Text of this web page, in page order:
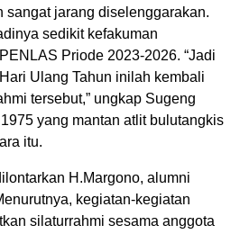
sangat jarang diselenggarakan.
sedikit kefakuman
Priode 2023-2026. “Jadi
Ulang Tahun inilah kembali
tersebut,” ungkap Sugeng
yang mantan atlit bulutangkis
itu.
H.Margono, alumni
kegiatan-kegiatan
silaturrahmi sesama anggota